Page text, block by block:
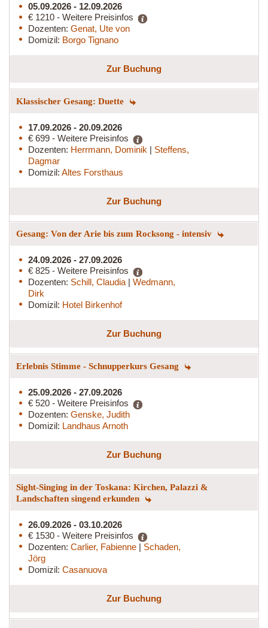
05.09.2026 - 12.09.2026
€ 1210 - Weitere Preisinfos
Dozenten: Genat, Ute von
Domizil: Borgo Tignano
Zur Buchung
Klassischer Gesang: Duette
17.09.2026 - 20.09.2026
€ 699 - Weitere Preisinfos
Dozenten: Herrmann, Dominik | Steffens,
Dagmar
Domizil: Altes Forsthaus
Zur Buchung
Gesang: Von der Arie bis zum Rocksong - intensiv
24.09.2026 - 27.09.2026
€ 825 - Weitere Preisinfos
Dozenten: Schill, Claudia | Wedmann,
Dirk
Domizil: Hotel Birkenhof
Zur Buchung
Erlebnis Stimme - Schnupperkurs Gesang
25.09.2026 - 27.09.2026
€ 520 - Weitere Preisinfos
Dozenten: Genske, Judith
Domizil: Landhaus Arnoth
Zur Buchung
Sight-Singing in der Toskana: Kirchen, Palazzi &
Landschaften singend erkunden
26.09.2026 - 03.10.2026
€ 1530 - Weitere Preisinfos
Dozenten: Carlier, Fabienne | Schaden,
Jörg
Domizil: Casanuova
Zur Buchung